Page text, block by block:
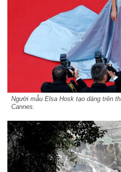
Người mẫu Elsa Hosk tạo dáng trên
Cannes.